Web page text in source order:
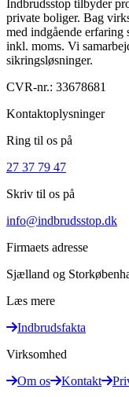
Indbrudsstop tilbyder
private boliger. Bag
med indgående erfaring
inkl. moms. Vi
sikringsløsninger.
CVR-nr.: 33678681
Kontaktoplysninger
Ring til os på
27 37 79 47
Skriv til os på
info@indbrudsstop.dk
Firmaets adresse
Sjælland og
Læs mere
Indbrudsfakta
Virksomhed
Om os
Kontakt